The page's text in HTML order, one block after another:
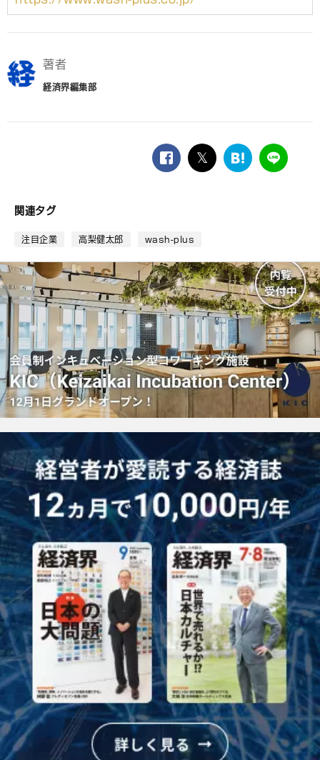
著者
経済界編集部
facebook
twitter
は
ー
ク
LINE
関連タグ
注目企業 高梨健太郎 wash-plus